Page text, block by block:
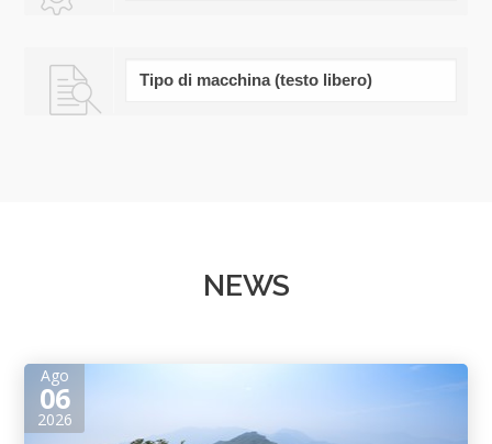
NEWS
Ago
06
2026